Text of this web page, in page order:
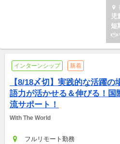
児
短
インターンシップ 新着
【8/18〆切】実践的な活躍の
語力が活かせる＆伸びる！国
流サポート！
With The World
フルリモート勤務